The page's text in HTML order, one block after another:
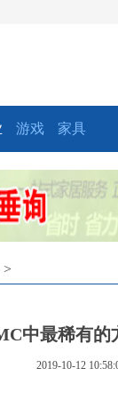
游戏 家具
>
中最稀有的
2019-10-12